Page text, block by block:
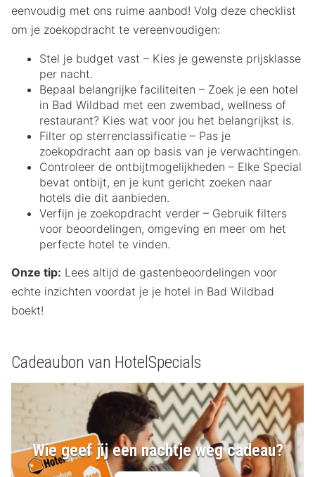
eenvoudig met ons ruime aanbod! Volg deze checklist
om je zoekopdracht te vereenvoudigen:
Stel je budget vast – Kies je gewenste prijsklasse
per nacht.
Bepaal belangrijke faciliteiten – Zoek je een hotel
in Bad Wildbad met een zwembad, wellness of
restaurant? Kies wat voor jou het belangrijkst is.
Filter op sterrenclassificatie – Pas je
zoekopdracht aan op basis van je verwachtingen.
Controleer de ontbijtmogelijkheden – Elke Special
bevat ontbijt, en je kunt gericht zoeken naar
hotels die dit aanbieden.
Verfijn je zoekopdracht verder – Gebruik filters
voor beoordelingen, omgeving en meer om het
perfecte hotel te vinden.
Onze tip: Lees altijd de gastenbeoordelingen voor
echte inzichten voordat je je hotel in Bad Wildbad
boekt!
Cadeaubon van HotelSpecials
Wie geef jij een nachtje weg cadeau?